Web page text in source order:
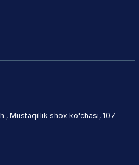
Mustaqillik shox ko'chasi, 107